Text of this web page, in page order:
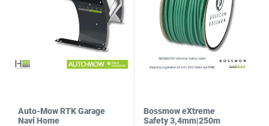
Auto-Mow RTK Garage
Navi Home
Bossmow eXtreme
Safety 3,4mm|250m